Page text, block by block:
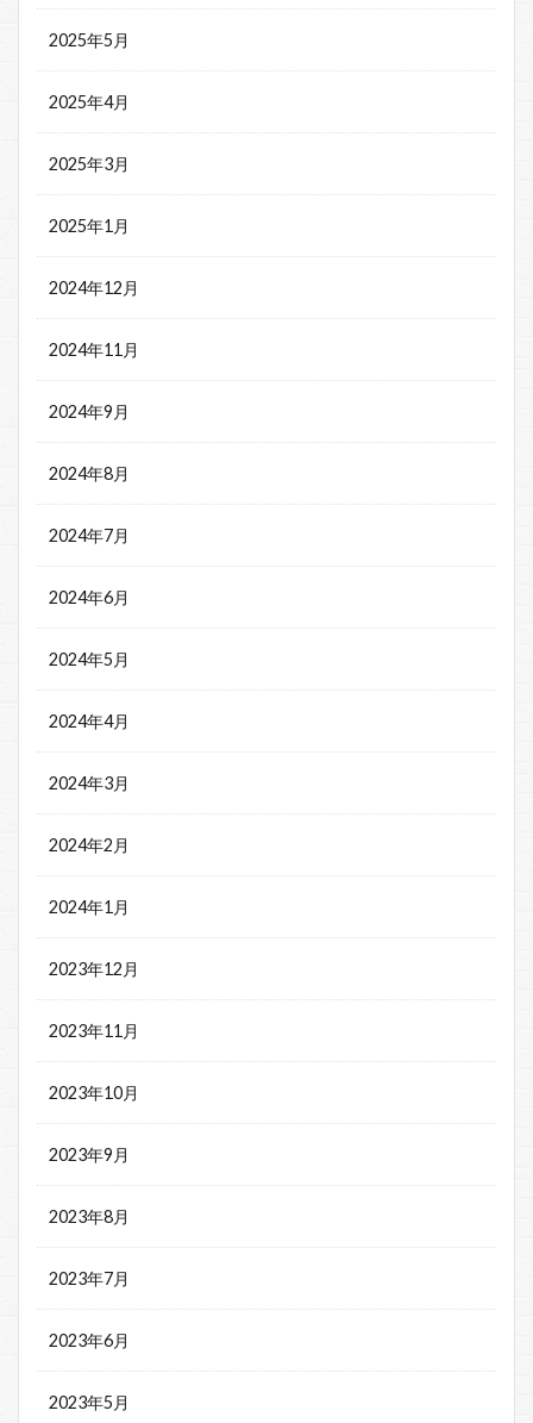
2025年5月
2025年4月
2025年3月
2025年1月
2024年12月
2024年11月
2024年9月
2024年8月
2024年7月
2024年6月
2024年5月
2024年4月
2024年3月
2024年2月
2024年1月
2023年12月
2023年11月
2023年10月
2023年9月
2023年8月
2023年7月
2023年6月
2023年5月